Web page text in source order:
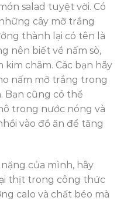
salad tuyệt vời. Có
cây mỡ trắng
thành lại có tên là
nên biết về nấm sò,
kim châm. Các bạn hãy
nấm mỡ trắng trong
Bạn cũng có thể
trong nước nóng và
vào đồ ăn để tăng
của mình, hãy
thịt trong công thức
calo và chất béo mà